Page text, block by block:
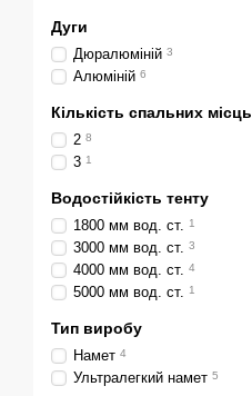
Дуги
Дюралюміній 3
Алюміній 6
Кількість спальних місць
2 8
3 1
Водостійкість тенту
1800 мм вод. ст. 1
3000 мм вод. ст. 3
4000 мм вод. ст. 4
5000 мм вод. ст. 1
Тип виробу
Намет 4
Ультралегкий намет 5